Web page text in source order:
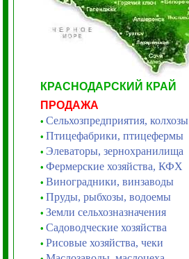
КРАСНОДАРСКИЙ КРАЙ
ПРОДАЖА
• Сельхозпредприятия, колхозы
• Птицефабрики, птицефермы
• Элеваторы, зернохранилища
• Фермерские хозяйства, КФХ
• Виноградники, винзаводы
• Пруды, рыбхозы, водоемы
• Земли сельхозназначения
• Садоводческие хозяйства
• Рисовые хозяйства, чеки